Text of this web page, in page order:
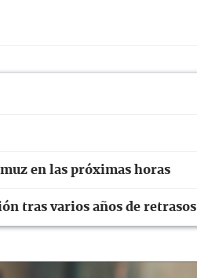
en las próximas horas
tras varios años de retrasos